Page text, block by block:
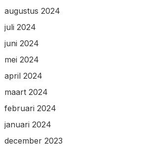
augustus 2024
juli 2024
juni 2024
mei 2024
april 2024
maart 2024
februari 2024
januari 2024
december 2023